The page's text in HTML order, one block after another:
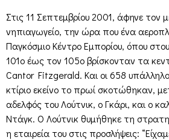
Στις 11 Σεπτεμβρίου 2001, άφηνε τον
νηπιαγωγείο, την ώρα που ένα
Παγκόσμιο Κέντρο Εμπορίου, όπου
101ο έως τον 105ο βρίσκονταν τα
Cantor Fitzgerald. Και οι 658
κτίριο εκείνο το πρωί σκοτώθηκαν,
αδελφός του Λούτνικ, ο Γκάρι, και ο
Ντάγκ. Ο Λούτνικ θυμήθηκε τη
η εταιρεία του στις προσλήψεις: